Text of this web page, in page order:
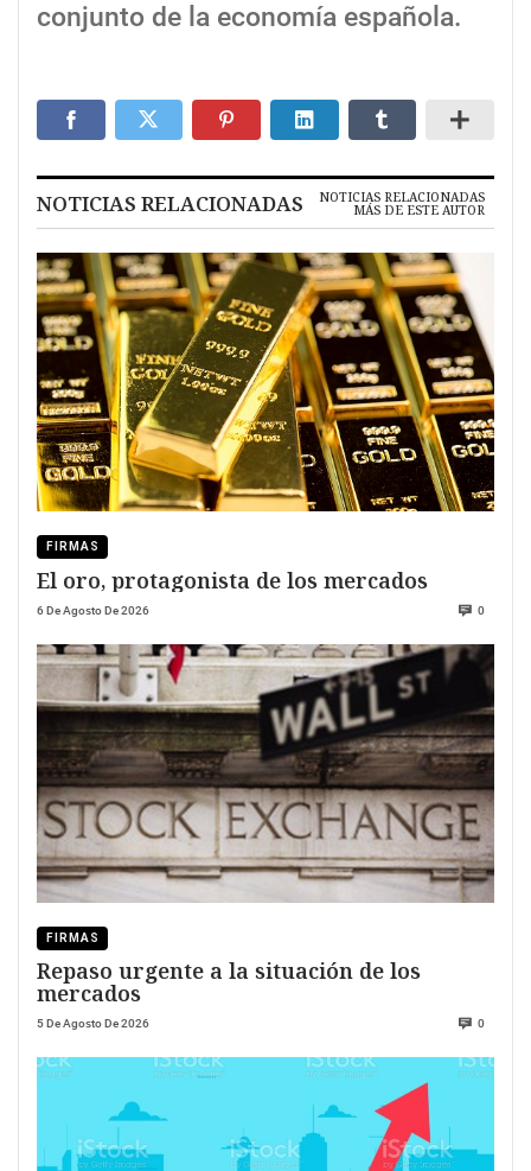
conjunto de la economía española.
NOTICIAS RELACIONADAS NOTICIAS RELACIONADAS
MÁS DE ESTE AUTOR
FIRMAS
El oro, protagonista de los mercados
6 De Agosto De 2026 0
FIRMAS
Repaso urgente a la situación de los
mercados
5 De Agosto De 2026 0